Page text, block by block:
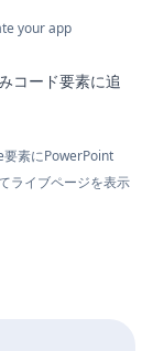
your app
コード要素に追
素にPowerPoint
ライブページを表示